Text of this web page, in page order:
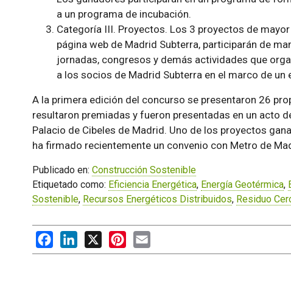
a un programa de incubación.
Categoría III. Proyectos. Los 3 proyectos de
página web de Madrid Subterra, participarán de
jornadas, congresos y demás actividades que
a los socios de Madrid Subterra en el marco de
A la primera edición del concurso se presentaron 26
resultaron premiadas y fueron presentadas en un acto
Palacio de Cibeles de Madrid. Uno de los proyectos
ha firmado recientemente un convenio con Metro de
Publicado en: Construcción Sostenible
Etiquetado como: Eficiencia Energética, Energía Geotérmica,
Sostenible, Recursos Energéticos Distribuidos, Residuo
FacebookLinkedIn
X PinterestEmail